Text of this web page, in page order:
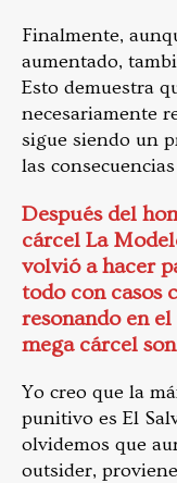
Finalmente,
aumentado,
Esto demuestra
necesariamente
sigue siendo un
las
Después del
cárcel La
volvió a hacer
todo con casos
resonando en
mega cárcel
Yo creo que la
punitivo es El
olvidemos que
outsider,